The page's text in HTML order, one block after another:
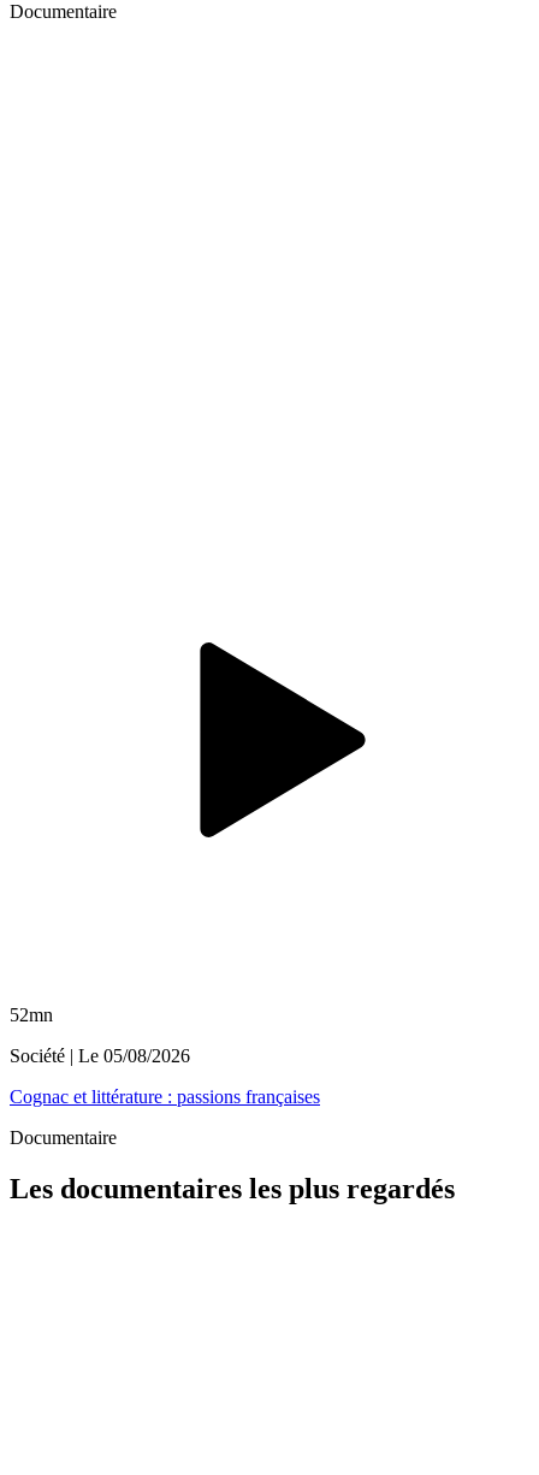
Documentaire
52mn
Société | Le 05/08/2026
Cognac et littérature : passions françaises
Documentaire
Les documentaires les plus regardés